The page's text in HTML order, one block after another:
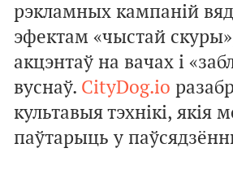
рэкламных кампаній
эфектам «чыстай
акцэнтаў на вачах і
вуснаў. CityDog.io
культавыя тэхнікі, якія
паўтарыць у